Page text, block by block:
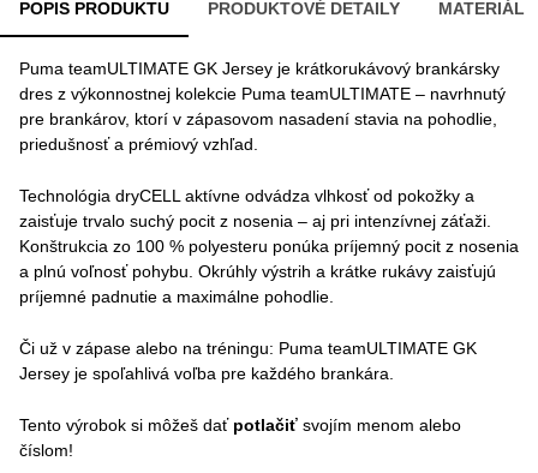
POPIS PRODUKTU PRODUKTOVÉ DETAILY MATERIÁL
Puma teamULTIMATE GK Jersey je krátkorukávový brankársky
dres z výkonnostnej kolekcie Puma teamULTIMATE – navrhnutý
pre brankárov, ktorí v zápasovom nasadení stavia na pohodlie,
priedušnosť a prémiový vzhľad.
Technológia dryCELL aktívne odvádza vlhkosť od pokožky a
zaisťuje trvalo suchý pocit z nosenia – aj pri intenzívnej záťaži.
Konštrukcia zo 100 % polyesteru ponúka príjemný pocit z nosenia
a plnú voľnosť pohybu. Okrúhly výstrih a krátke rukávy zaisťujú
príjemné padnutie a maximálne pohodlie.
Či už v zápase alebo na tréningu: Puma teamULTIMATE GK
Jersey je spoľahlivá voľba pre každého brankára.
Tento výrobok si môžeš dať potlačiť svojím menom alebo
číslom!